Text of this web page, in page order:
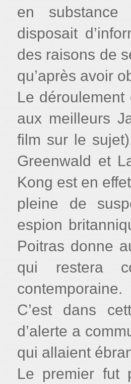
en substance
disposait
des raisons de
qu’après avoir
Le déroulement
aux meilleurs
film sur le
Greenwald et
Kong est en
pleine de
espion
Poitras donne
qui restera
contemporaine.
C’est dans
d’alerte a
qui allaient
Le premier fut